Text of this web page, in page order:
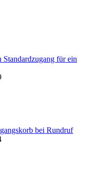
für ein
bei Rundruf